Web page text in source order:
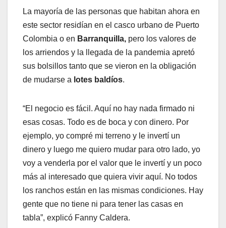
La mayoría de las personas que habitan ahora en
este sector residían en el casco urbano de Puerto
Colombia o en Barranquilla, pero los valores de
los arriendos y la llegada de la pandemia apretó
sus bolsillos tanto que se vieron en la obligación
de mudarse a lotes baldíos.
“El negocio es fácil. Aquí no hay nada firmado ni
esas cosas. Todo es de boca y con dinero. Por
ejemplo, yo compré mi terreno y le invertí un
dinero y luego me quiero mudar para otro lado, yo
voy a venderla por el valor que le invertí y un poco
más al interesado que quiera vivir aquí. No todos
los ranchos están en las mismas condiciones. Hay
gente que no tiene ni para tener las casas en
tabla”, explicó Fanny Caldera.